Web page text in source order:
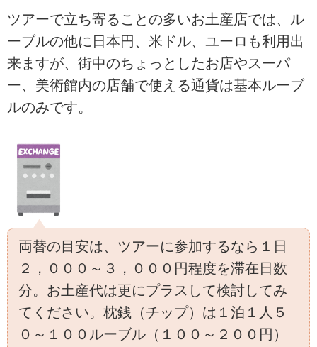
ツアーで立ち寄ることの多いお土産店では、ル
ーブルの他に日本円、米ドル、ユーロも利用出
来ますが、街中のちょっとしたお店やスーパ
ー、美術館内の店舗で使える通貨は基本ルーブ
ルのみです。
両替の目安は、ツアーに参加するなら１日
２，０００～３，０００円程度を滞在日数
分。お土産代は更にプラスして検討してみ
てください。枕銭（チップ）は１泊１人５
０～１００ルーブル（１００～２００円）